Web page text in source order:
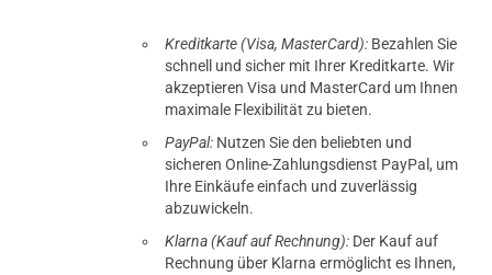
Kreditkarte (Visa, MasterCard): Bezahlen Sie
schnell und sicher mit Ihrer Kreditkarte. Wir
akzeptieren Visa und MasterCard um Ihnen
maximale Flexibilität zu bieten.
PayPal: Nutzen Sie den beliebten und
sicheren Online-Zahlungsdienst PayPal, um
Ihre Einkäufe einfach und zuverlässig
abzuwickeln.
Klarna (Kauf auf Rechnung): Der Kauf auf
Rechnung über Klarna ermöglicht es Ihnen,